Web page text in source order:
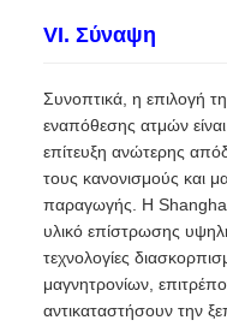
VI. Σύναψη
Συνοπτικά, η επιλογή
εναπόθεσης ατμών
επίτευξη ανώτερης
τους κανονισμούς και
παραγωγής. Η Shanghai
υλικό επίστρωσης
τεχνολογίες
μαγνητρονίων,
αντικαταστήσουν την